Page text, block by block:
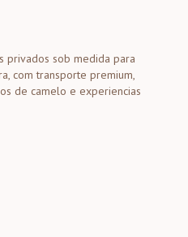
privados sob medida para
com transporte premium,
de camelo e experiencias